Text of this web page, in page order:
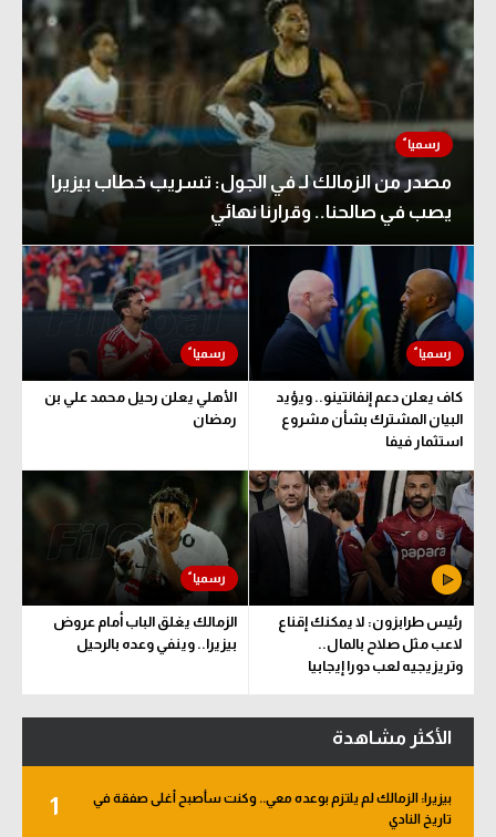
مصدر من الزمالك لـ في الجول: تسريب خطاب بيزيرا
يصب في صالحنا.. وقرارنا نهائي
كاف يعلن دعم إنفانتينو.. ويؤيد
البيان المشترك بشأن مشروع
استثمار فيفا
الأهلي يعلن رحيل محمد علي بن
رمضان
رئيس طرابزون: لا يمكنك إقناع
لاعب مثل صلاح بالمال..
وتريزيجيه لعب دورا إيجابيا
الزمالك يغلق الباب أمام عروض
بيزيرا.. وينفي وعده بالرحيل
الأكثر مشاهدة
1
بيزيرا: الزمالك لم يلتزم بوعده معي.. وكنت سأصبح أغلى صفقة في
تاريخ النادي